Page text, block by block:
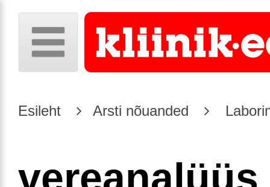
Esileht Arsti nõuanded
vereanalüüs